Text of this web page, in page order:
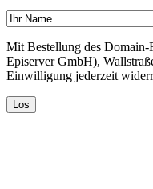
Mit Bestellung des
Episerver GmbH),
Einwilligung jederzeit